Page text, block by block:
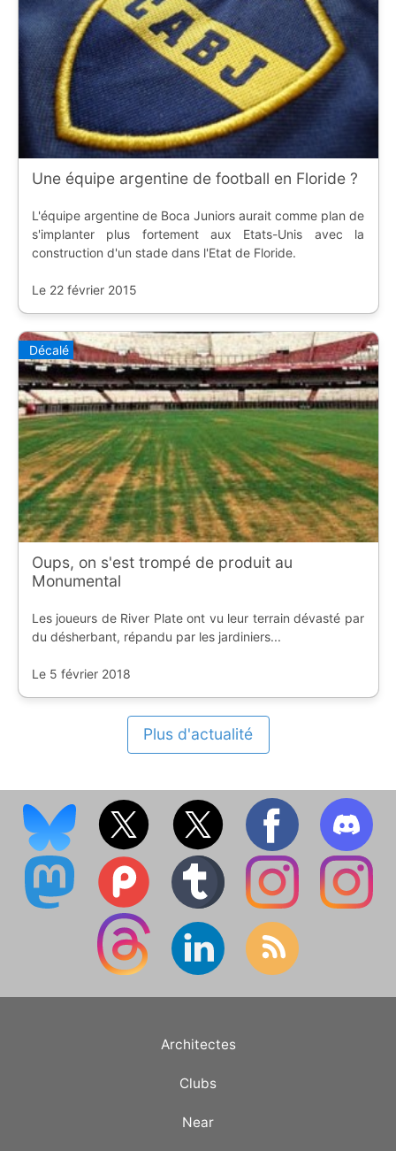
Une équipe argentine de football en Floride ?
L'équipe argentine de Boca Juniors aurait comme plan de
s'implanter plus fortement aux Etats-Unis avec la
construction d'un stade dans l'Etat de Floride.
Le 22 février 2015
Décalé
Oups, on s'est trompé de produit au
Monumental
Les joueurs de River Plate ont vu leur terrain dévasté par
du désherbant, répandu par les jardiniers...
Le 5 février 2018
Plus d'actualité
Architectes
Clubs
Near